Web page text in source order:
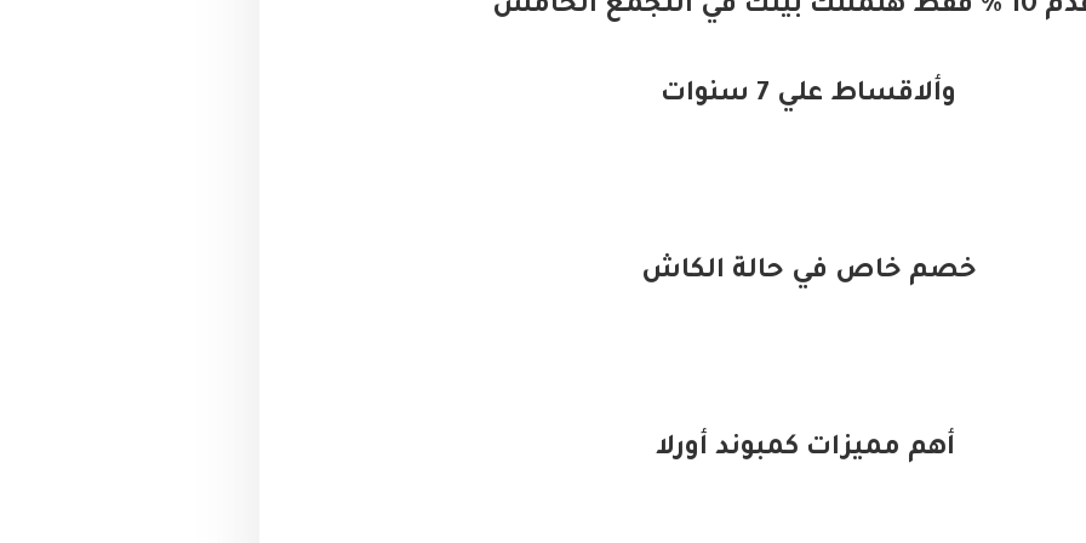
في التجمع الخامس
وألاقساط علي 7 سنوات
خصم خاص في حالة الكاش
أهم مميزات كمبوند أورلا